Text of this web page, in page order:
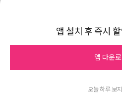
시간보다 일찍 배송됩니다.
교환/환불안내
앱 설치 후 즉시
앱 다운
오늘 하루 보